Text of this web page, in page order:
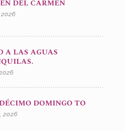
DEL CARMEN
2026
A LAS AGUAS
DOMINGO TO
2026